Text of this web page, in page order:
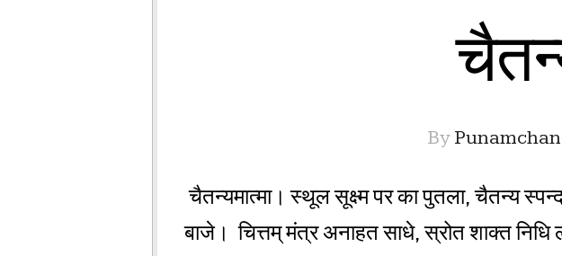
By
चैतन्यमात्मा। स्थूल सूक्ष्म पर का पुतला, चैतन्य
बाजे। चित्तम् मंत्र अनाहत साधे, स्रोत शाक्त निधि